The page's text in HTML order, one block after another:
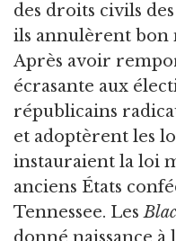
des droits civils
ils annulèrent bon
Après avoir
écrasante aux
républicains
et adoptèrent les
instauraient la loi
anciens États
Tennessee. Les